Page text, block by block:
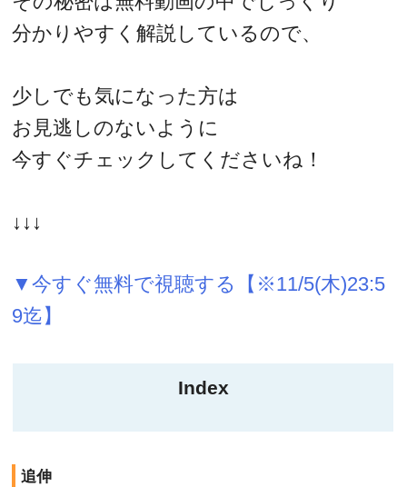
分かりやすく解説しているので、
少しでも気になった方は
お見逃しのないように
今すぐチェックしてくださいね！
↓↓↓
▼今すぐ無料で視聴する【※11/5(木)23:5
9迄】
Index
追伸